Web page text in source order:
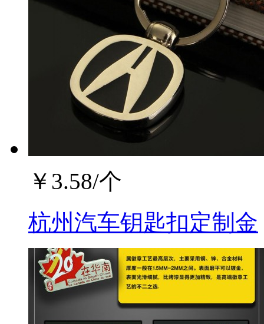
￥ 3.58/个
杭州汽车钥匙扣定制金